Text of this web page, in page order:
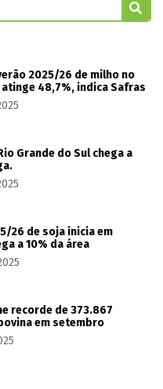
2025/26 de milho no
48,7%, indica Safras
Grande do Sul chega a
26 de soja inicia em
a 10% da área
recorde de 373.867
em setembro